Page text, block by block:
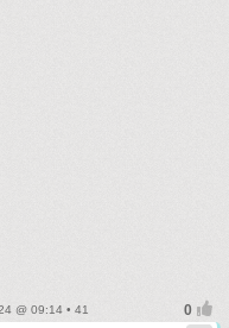
@ 09:14 • 41